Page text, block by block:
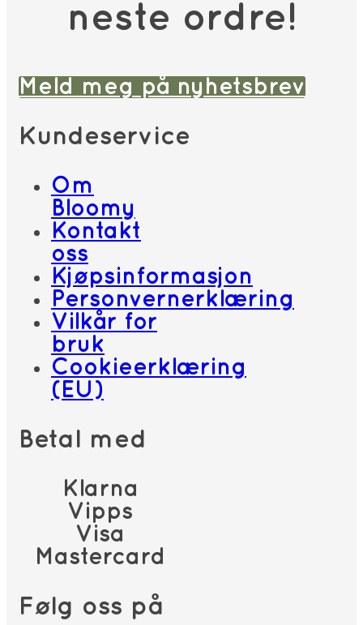
neste ordre!
Meld meg på nyhetsbrev
Kundeservice
Om
Bloomy
Kontakt
oss
Kjøpsinformasjon
Personvernerklæring
Vilkår for
bruk
Cookieerklæring
(EU)
Betal med
Klarna
Vipps
Visa
Mastercard
Følg oss på